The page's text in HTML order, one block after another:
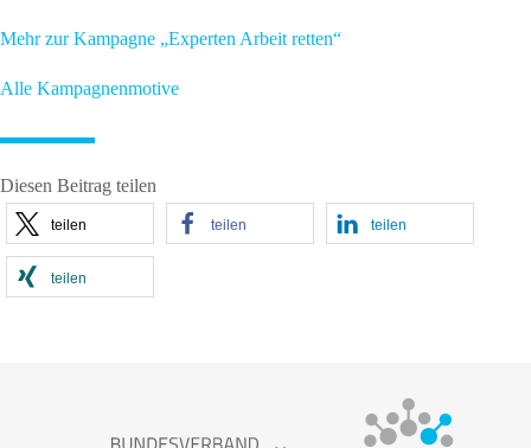
Mehr zur Kampagne „Experten Arbeit retten“
Alle Kampagnenmotive
Diesen Beitrag teilen
teilen teilen teilen
teilen